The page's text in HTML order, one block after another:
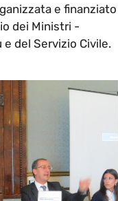
e finanziato
dei Ministri -
del Servizio Civile.